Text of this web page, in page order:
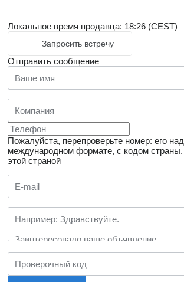
Локальное время продавца: 18:26 (CEST)
Запросить встречу
Отправить сообщение
Пожалуйста, перепроверьте номер: его
международном формате, с кодом страны.
этой страной